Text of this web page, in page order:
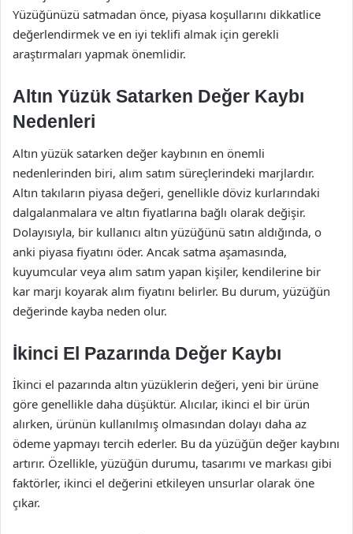
Yüzüğünüzü satmadan önce, piyasa koşullarını dikkatlice
değerlendirmek ve en iyi teklifi almak için gerekli
araştırmaları yapmak önemlidir.
Altın Yüzük Satarken Değer Kaybı
Nedenleri
Altın yüzük satarken değer kaybının en önemli
nedenlerinden biri, alım satım süreçlerindeki marjlardır.
Altın takıların piyasa değeri, genellikle döviz kurlarındaki
dalgalanmalara ve altın fiyatlarına bağlı olarak değişir.
Dolayısıyla, bir kullanıcı altın yüzüğünü satın aldığında, o
anki piyasa fiyatını öder. Ancak satma aşamasında,
kuyumcular veya alım satım yapan kişiler, kendilerine bir
kar marjı koyarak alım fiyatını belirler. Bu durum, yüzüğün
değerinde kayba neden olur.
İkinci El Pazarında Değer Kaybı
İkinci el pazarında altın yüzüklerin değeri, yeni bir ürüne
göre genellikle daha düşüktür. Alıcılar, ikinci el bir ürün
alırken, ürünün kullanılmış olmasından dolayı daha az
ödeme yapmayı tercih ederler. Bu da yüzüğün değer kaybını
artırır. Özellikle, yüzüğün durumu, tasarımı ve markası gibi
faktörler, ikinci el değerini etkileyen unsurlar olarak öne
çıkar.